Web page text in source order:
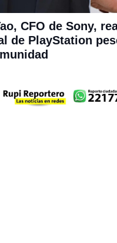
CFO de Sony,
de PlayStation